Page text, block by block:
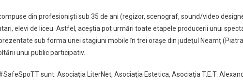
din profesionişti sub 35 de ani (regizor, scenograf, sound/video
elevi de liceu. Astfel, aceştia pot urmări toate etapele producerii unui
sub forma unei stagiuni mobile în trei oraşe din judeţul Neamţ
unui public participativ.
sunt: Asociaţia LiterNet, Asociaţia Estetica, Asociaţia T.E.T.